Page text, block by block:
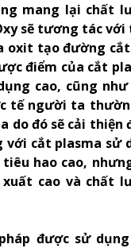
mang lại chất
sẽ tương tác với
oxit tạo đường
điểm của cắt
cao, cũng
tế người ta
do đó sẽ cải thiện
cắt plasma sử
hao cao,
cao và chất
được sử